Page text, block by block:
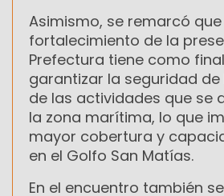
Asimismo, se remarcó que
fortalecimiento de la
Prefectura tiene como
garantizar la seguridad
de las actividades que se
la zona marítima, lo que
mayor cobertura y
en el Golfo San Matías.
En el encuentro también